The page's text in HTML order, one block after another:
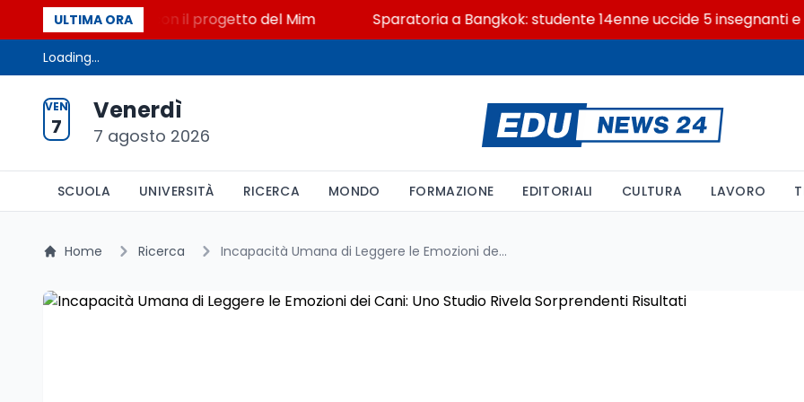
ULTIMA ORA
STEM a Lerici con il progetto del Mim Sparatoria a Bangkok: studente 14enne uccide 5 insegnanti e i
Loading...
VEN
7
Venerdì
7 agosto 2026
SCUOLA UNIVERSITÀ RICERCA MONDO FORMAZIONE EDITORIALI CULTURA LAVORO
Home Ricerca Incapacità Umana di Leggere le Emozioni dei Cani: Uno Studio Rivela Sorprendenti Risultati